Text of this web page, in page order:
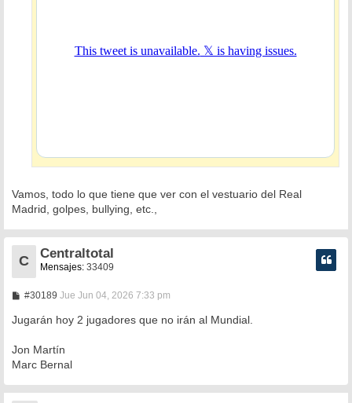
Vamos, todo lo que tiene que ver con el vestuario del Real
Madrid, golpes, bullying, etc.,
C
Centraltotal
Mensajes: 33409
#30189M
n
j
e
Jue Jun 04, 2026 7:33 pm
Jugarán hoy 2 jugadores que no irán al Mundial.
Jon Martín
Marc Bernal